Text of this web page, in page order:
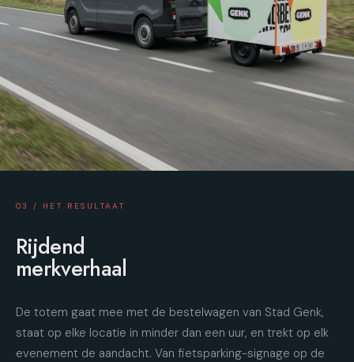
03 / HET RESULTAAT
Rijdend
merkverhaal
De totem gaat mee met de bestelwagen van Stad Genk,
staat op elke locatie in minder dan een uur, en trekt op elk
evenement de aandacht. Van fietsparking-signage op de